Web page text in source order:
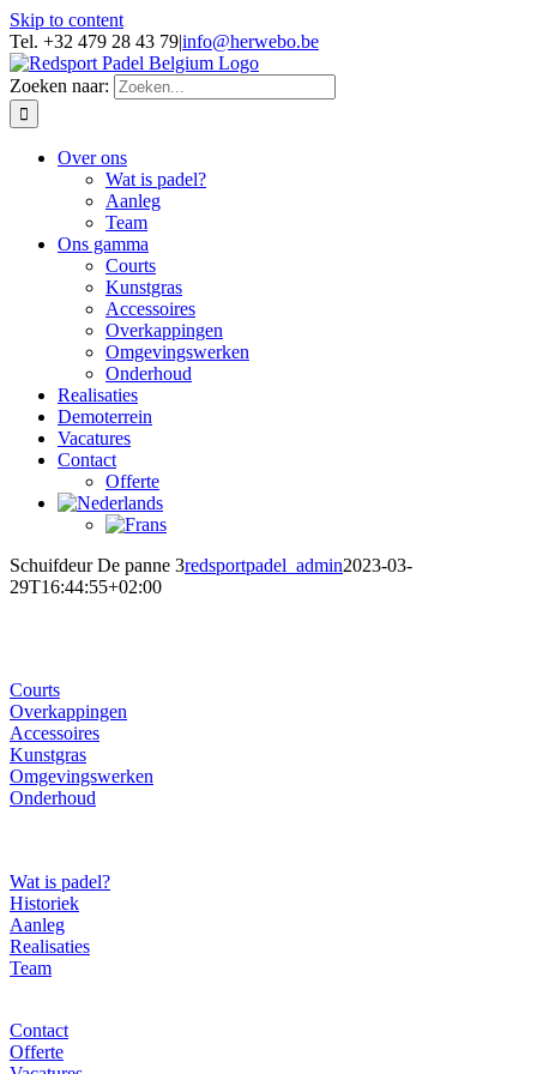
Skip to content
Tel. +32 479 28 43 79|info@herwebo.be
Zoeken naar:
Over ons
Wat is padel?
Aanleg
Team
Ons gamma
Courts
Kunstgras
Accessoires
Overkappingen
Omgevingswerken
Onderhoud
Realisaties
Demoterrein
Vacatures
Contact
Offerte
Schuifdeur De panne 3redsportpadel_admin2023-03-
29T16:44:55+02:00
Courts
Overkappingen
Accessoires
Kunstgras
Omgevingswerken
Onderhoud
Wat is padel?
Historiek
Aanleg
Realisaties
Team
Contact
Offerte